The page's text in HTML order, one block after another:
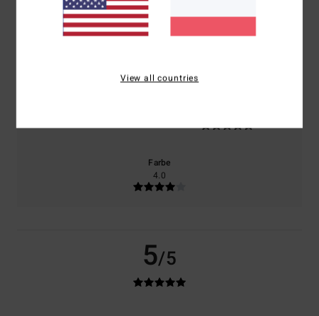
100% unserer Kunden empfehlen dieses Produkt
Komfort
Preis-Leistungs-Verhältnis
Farbe
4.0
5/5
View all countries